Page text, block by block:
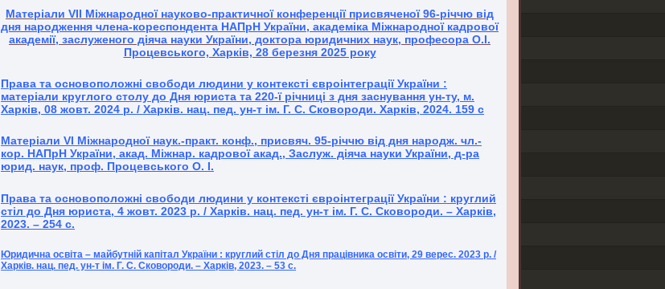
Матеріали VІI Міжнародної науково-практичної конференції присвяченої 96-річчю від
дня народження члена-кореспондента НАПрН України, академіка Міжнародної кадрової
академії, заслуженого діяча науки України, доктора юридичних наук, професора О.І.
Процевського, Харків, 28 березня 2025 року
Права та основоположні свободи людини у контексті євроінтеграції України :
матеріали круглого столу до Дня юриста та 220-ї річниці з дня заснування ун-ту, м.
Харків, 08 жовт. 2024 р. / Харків. нац. пед. ун-т ім. Г. С. Сковороди. Харків, 2024. 159 с
Матеріали VІ Міжнародної наук.-практ. конф., присвяч. 95-річчю від дня народж. чл.-
кор. НАПрН України, акад. Міжнар. кадрової акад., Заслуж. діяча науки України, д-ра
юрид. наук, проф. Процевського О. І.
Права та основоположні свободи людини у контексті євроінтеграції України : круглий
стіл до Дня юриста, 4 жовт. 2023 р. / Харків. нац. пед. ун-т ім. Г. С. Сковороди. – Харків,
2023. – 254 с.
Юридична освіта – майбутній капітал України : круглий стіл до Дня працівника освіти, 29 верес. 2023 р. /
Харків. нац. пед. ун-т ім. Г. С. Сковороди. – Харків, 2023. – 53 с.